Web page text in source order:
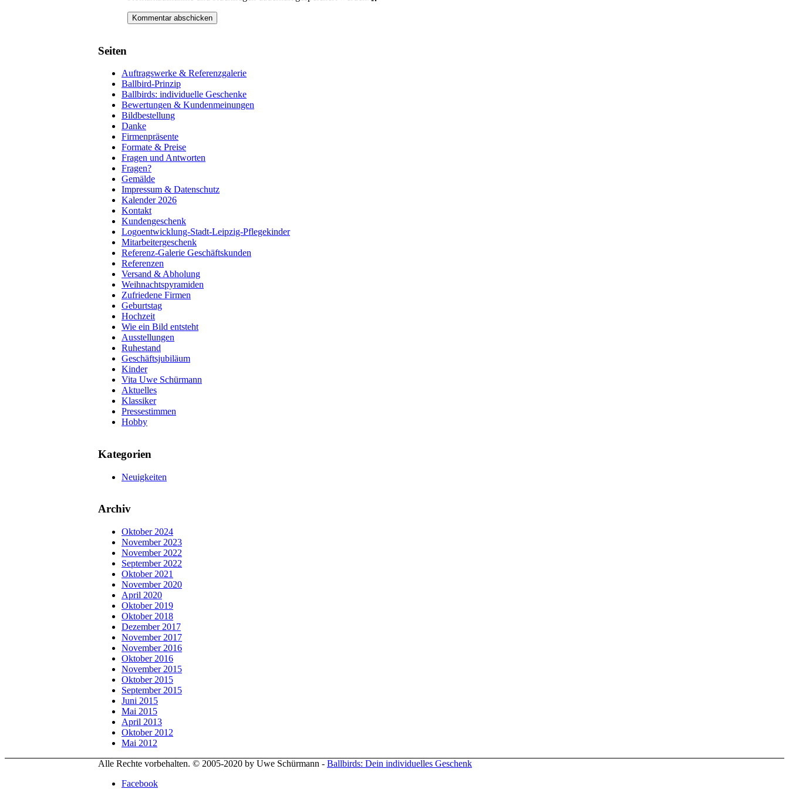
Seiten
Auftragswerke & Referenzgalerie
Ballbird-Prinzip
Ballbirds: individuelle Geschenke
Bewertungen & Kundenmeinungen
Bildbestellung
Danke
Firmenpräsente
Formate & Preise
Fragen und Antworten
Fragen?
Gemälde
Impressum & Datenschutz
Kalender 2026
Kontakt
Kundengeschenk
Logoentwicklung-Stadt-Leipzig-Pflegekinder
Mitarbeitergeschenk
Referenz-Galerie Geschäftskunden
Referenzen
Versand & Abholung
Weihnachtspyramiden
Zufriedene Firmen
Geburtstag
Hochzeit
Wie ein Bild entsteht
Ausstellungen
Ruhestand
Geschäftsjubiläum
Kinder
Vita Uwe Schürmann
Aktuelles
Klassiker
Pressestimmen
Hobby
Kategorien
Neuigkeiten
Archiv
Oktober 2024
November 2023
November 2022
September 2022
Oktober 2021
November 2020
April 2020
Oktober 2019
Oktober 2018
Dezember 2017
November 2017
November 2016
Oktober 2016
November 2015
Oktober 2015
September 2015
Juni 2015
Mai 2015
April 2013
Oktober 2012
Mai 2012
Alle Rechte vorbehalten. © 2005-2020 by Uwe Schürmann - Ballbirds: Dein individuelles Geschenk
Facebook